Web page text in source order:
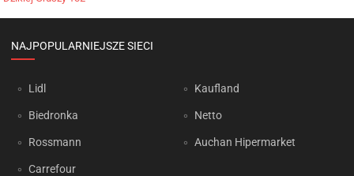
NAJPOPULARNIEJSZE SIECI
Lidl
Biedronka
Rossmann
Carrefour
Kaufland
Netto
Auchan Hipermarket